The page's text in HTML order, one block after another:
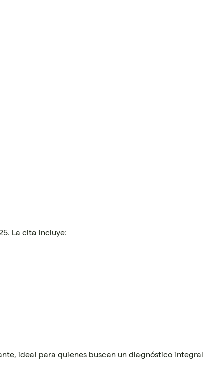
La cita incluye:
ideal para quienes buscan un diagnóstico integral